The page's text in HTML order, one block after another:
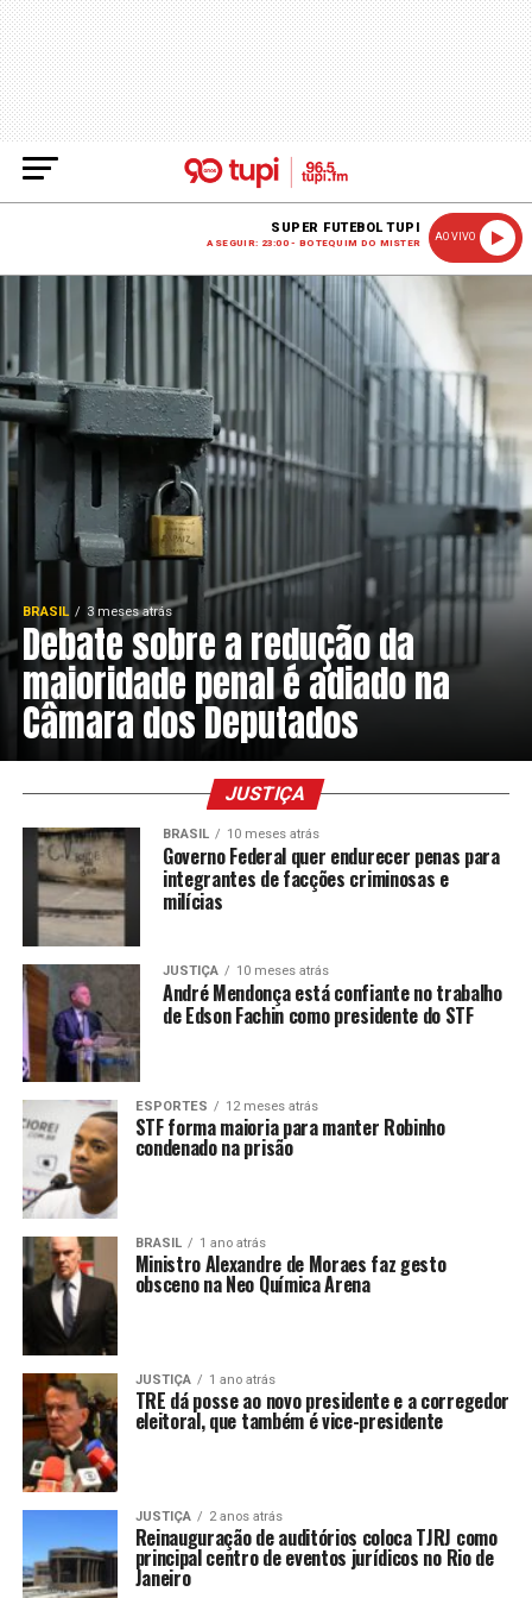
SUPER FUTEBOL TUPI
A SEGUIR: 23:00 - BOTEQUIM DO MISTER
AO VIVO
BRASIL 3 meses atrás
Debate sobre a redução da
maioridade penal é adiado na
Câmara dos Deputados
JUSTIÇA
BRASIL 10 meses atrás
Governo Federal quer endurecer penas para
integrantes de facções criminosas e
milícias
JUSTIÇA 10 meses atrás
André Mendonça está confiante no trabalho
de Edson Fachin como presidente do STF
ESPORTES 12 meses atrás
STF forma maioria para manter Robinho
condenado na prisão
BRASIL 1 ano atrás
Ministro Alexandre de Moraes faz gesto
obsceno na Neo Química Arena
JUSTIÇA 1 ano atrás
TRE dá posse ao novo presidente e a corregedor
eleitoral, que também é vice-presidente
JUSTIÇA 2 anos atrás
Reinauguração de auditórios coloca TJRJ como
principal centro de eventos jurídicos no Rio de
Janeiro